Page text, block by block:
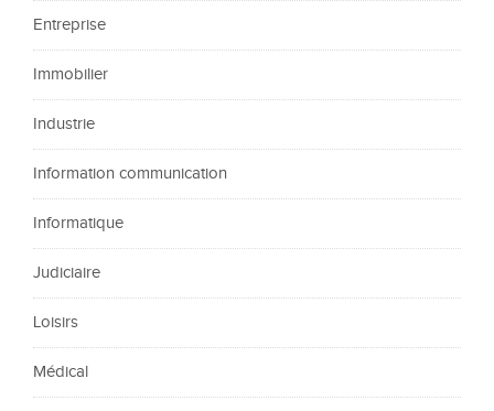
Entreprise
Immobilier
Industrie
Information communication
Informatique
Judiciaire
Loisirs
Médical